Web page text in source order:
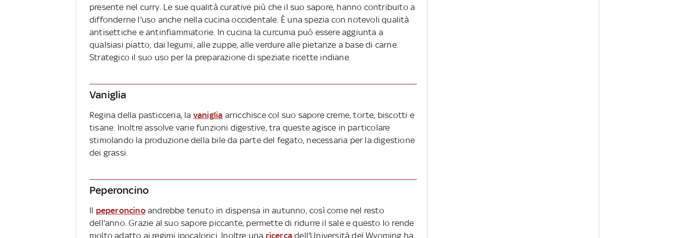
presente nel curry. Le sue qualità curative più che il suo sapore, hanno contribuito a
diffonderne l'uso anche nella cucina occidentale. È una spezia con notevoli qualità
antisettiche e antinfiammatorie. In cucina la curcuma può essere aggiunta a
qualsiasi piatto, dai legumi, alle zuppe, alle verdure alle pietanze a base di carne.
Strategico il suo uso per la preparazione di speziate ricette indiane.
Vaniglia
Regina della pasticceria, la vaniglia arricchisce col suo sapore creme, torte, biscotti e
tisane. Inoltre assolve varie funzioni digestive, tra queste agisce in particolare
stimolando la produzione della bile da parte del fegato, necessaria per la digestione
dei grassi.
Peperoncino
Il peperoncinoandrebbe tenuto in dispensa in autunno, così come nel resto
dell'anno. Grazie al suo sapore piccante, permette di ridurre il sale e questo lo rende
molto adatto ai regimi ipocalorici. Inoltre una ricercadell'Università del Wyoming ha